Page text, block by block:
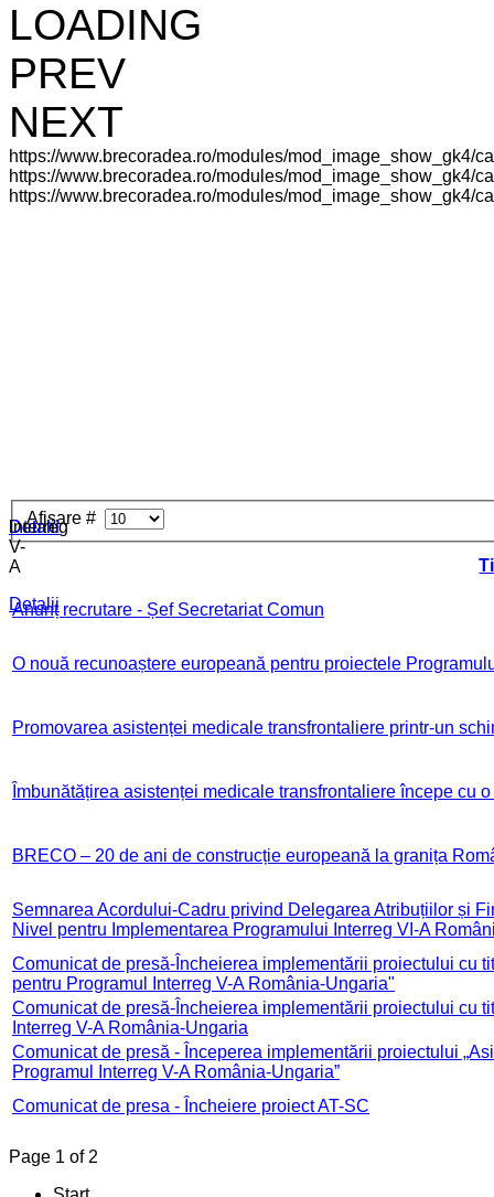
LOADING
PREV
NEXT
https://www.brecoradea.ro/modules/mod_image_show_gk4/
https://www.brecoradea.ro/modules/mod_image_show_gk4/
https://www.brecoradea.ro/modules/mod_image_show_gk4/
Detalii
Detalii
Interreg
V-
A
Detalii
Afişare #
Anunț recrutare - Șef Secretariat Comun
O nouă recunoaștere europeană pentru proiectele
Promovarea asistenței medicale transfrontaliere printr-un
Îmbunătățirea asistenței medicale transfrontaliere începe cu
BRECO – 20 de ani de construcție europeană la granița
Semnarea Acordului-Cadru privind Delegarea Atribuțiilor și
Nivel pentru Implementarea Programului Interreg VI-A
Comunicat de presă-Încheierea implementării proiectului cu
pentru Programul Interreg V-A România-Ungaria"
Comunicat de presă-Încheierea implementării proiectului cu
Interreg V-A România-Ungaria
Comunicat de presă - Începerea implementării proiectului
Programul Interreg V-A România-Ungaria”
Comunicat de presa - Încheiere proiect AT-SC
Page 1 of 2